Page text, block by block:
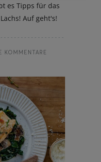
es Tipps für das
Auf geht's!
KOMMENTARE